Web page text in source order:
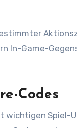
In-Game-
Codes
Spiel-